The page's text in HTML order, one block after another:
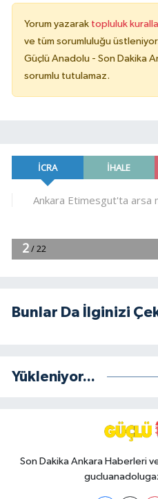
Yorum yazarak topluluk
ve tüm sorumluluğu
Güçlü Anadolu - Son Dakika
sorumlu tutulamaz.
Bunlar Da İlginizi
Yükleniyor...
Son Dakika Ankara Haberleri